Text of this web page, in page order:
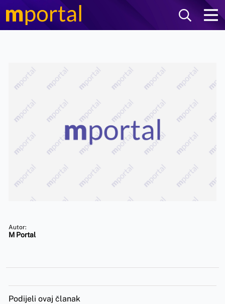
Autor:
M Portal
Podijeli ovaj članak